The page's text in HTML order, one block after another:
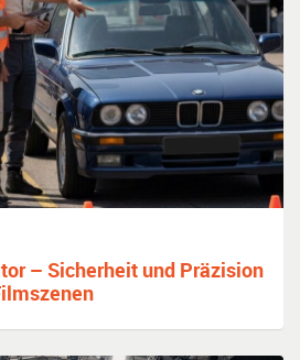
– Sicherheit und Präzision